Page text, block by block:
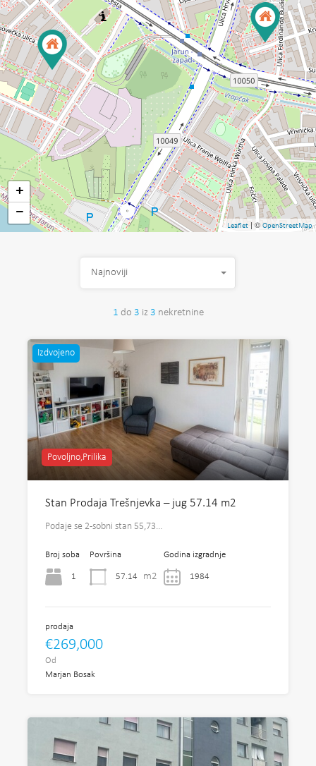
+
−
Leaflet | © OpenStreetMap
1 do 3 iz 3 nekretnine
Najnoviji
Izdvojeno
Povoljno,Prilika
Stan Prodaja Trešnjevka – jug 57.14 m2
Podaje se 2-sobni stan 55,73…
Broj soba
1
Površina
57.14 m2
Godina izgradnje
1984
prodaja
€269,000
Od
Marjan Bosak